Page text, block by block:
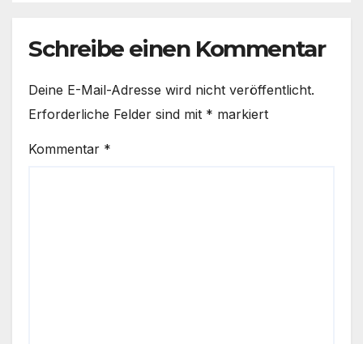
Schreibe einen Kommentar
Deine E-Mail-Adresse wird nicht veröffentlicht.
Erforderliche Felder sind mit * markiert
Kommentar *